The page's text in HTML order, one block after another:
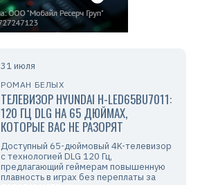
31 июля
РОМАН БЕЛЫХ
ТЕЛЕВИЗОР HYUNDAI H-LED65BU7011:
120 ГЦ DLG НА 65 ДЮЙМАХ,
КОТОРЫЕ ВАС НЕ РАЗОРЯТ
Доступный 65-дюймовый 4K-телевизор
с технологией DLG 120 Гц,
предлагающий геймерам повышенную
плавность в играх без переплаты за